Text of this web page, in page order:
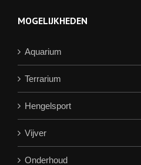
MOGELIJKHEDEN
Aquarium
Terrarium
Hengelsport
Vijver
Onderhoud